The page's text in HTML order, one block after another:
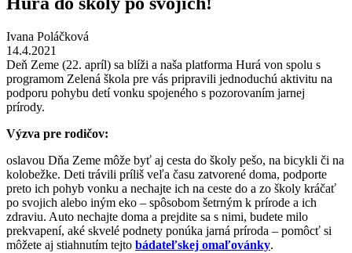
Ivana Poláčková
14.4.2021
Deň Zeme (22. apríl) sa blíži a naša platforma Hurá von spolu s
programom Zelená škola pre vás pripravili jednoduchú aktivitu na
podporu pohybu detí vonku spojeného s pozorovaním jarnej
prírody.
Výzva pre rodičov:
oslavou Dňa Zeme môže byť aj cesta do školy pešo, na bicykli či na
kolobežke. Deti trávili príliš veľa času zatvorené doma, podporte
preto ich pohyb vonku a nechajte ich na ceste do a zo školy kráčať
po svojich alebo iným eko – spôsobom šetrným k prírode a ich
zdraviu. Auto nechajte doma a prejdite sa s nimi, budete milo
prekvapení, aké skvelé podnety ponúka jarná príroda – pomôcť si
môžete aj stiahnutím tejto bádateľskej omaľovánky.